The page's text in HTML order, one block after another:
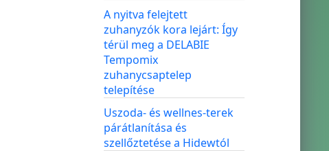
A nyitva felejtett
zuhanyzók kora lejárt: Így
térül meg a DELABIE
Tempomix
zuhanycsaptelep
telepítése
Uszoda- és wellnes-terek
párátlanítása és
szellőztetése a Hidewtól